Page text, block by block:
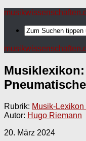
Rubrik: Musik-Lexikon
Autor: Hugo Riemann
20. März 2024